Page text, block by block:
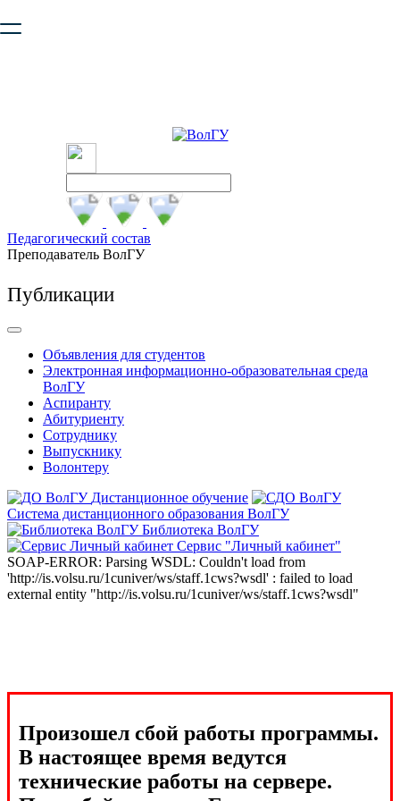
безопасную работу с сайтом. Пожалуйста
Педагогический состав
Преподаватель ВолГУ
Публикации
Объявления для студентов
Электронная информационно-образовательная среда
ВолГУ
Аспиранту
Абитуриенту
Сотруднику
Выпускнику
Волонтеру
Дистанционное обучение
Система дистанционного образования ВолГУ
Библиотека ВолГУ
Сервис "Личный кабинет"
SOAP-ERROR: Parsing WSDL: Couldn't load from
'http://is.volsu.ru/1cuniver/ws/staff.1cws?wsdl' : failed to load
external entity "http://is.volsu.ru/1cuniver/ws/staff.1cws?wsdl"
Произошел сбой работы программы.
В настоящее время ведутся
технические работы на сервере.